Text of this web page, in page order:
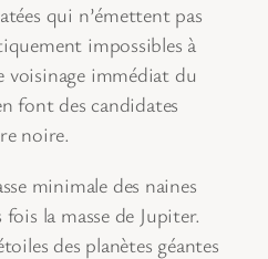
qui n’émettent pas
impossibles à
voisinage immédiat du
font des candidates
noire.
minimale des naines
la masse de Jupiter.
des planètes géantes